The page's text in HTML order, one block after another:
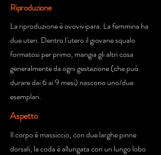
Riproduzione
La riproduzione è ovovivipara. La femmina ha
due uteri. Dentro l'utero il giovane squalo
formatosi per primo, mangia gli altri cosa
generalmente da ogni gestazione (che può
durare dai 6 ai 9 mesi) nascono uno/due
esemplari.
Aspetto
Il corpo è massiccio, con due larghe pinne
dorsali, la coda è allungata con un lungo lobo